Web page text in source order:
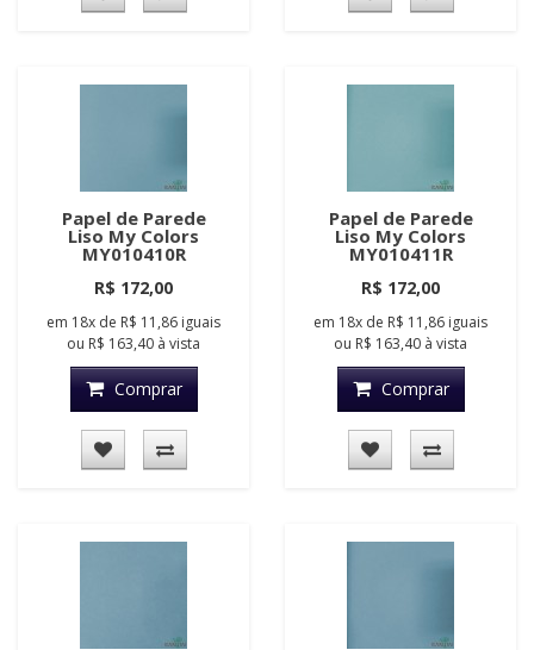
Papel de Parede
Liso My Colors
MY010410R
R$ 172,00
em 18x de R$ 11,86 iguais
ou R$ 163,40 à vista
Comprar
Papel de Parede
Liso My Colors
MY010411R
R$ 172,00
em 18x de R$ 11,86 iguais
ou R$ 163,40 à vista
Comprar